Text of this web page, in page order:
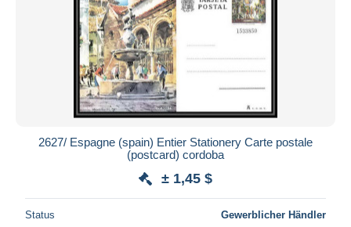
2627/ Espagne (spain) Entier Stationery Carte postale
(postcard) cordoba
± 1,45 $
Status Gewerblicher Händler